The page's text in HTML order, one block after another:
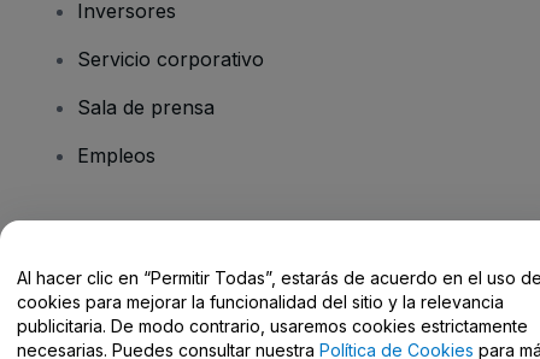
Inversores
Servicio corporativo
Sala de prensa
Empleos
Centro de Ayuda / Contacto
Al hacer clic en “Permitir Todas”, estarás de acuerdo en el uso
cookies para mejorar la funcionalidad del sitio y la relevancia
publicitaria. De modo contrario, usaremos cookies estrictamente
necesarias. Puedes consultar nuestra Política de Cookies para